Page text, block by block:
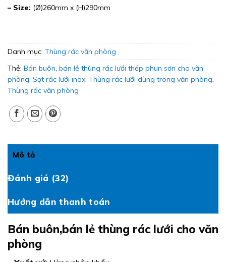
– Size: (Ø)260mm x (H)290mm
Danh mục: Thùng rác văn phòng
Thẻ: Bán buôn bán lẻ thùng rác lưới thép phun sơn cho văn
phòng Sọt rác lưới inox Thùng rác lưới dùng trong văn phòng
Thùng rác văn phòng
Mô tả
Đánh giá (32)
Hướng dẫn thanh toán
Bán buôn,bán lẻ thùng rác lưới cho văn
phòng